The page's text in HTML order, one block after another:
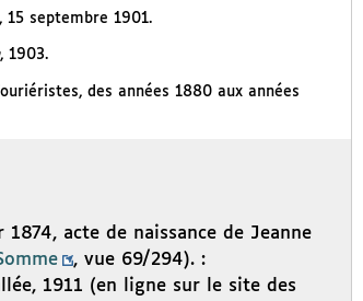
15 septembre 1901.
, 1903.
des années 1880 aux années
acte de naissance de Jeanne
, vue 69/294). :
1911 (en ligne sur le site des